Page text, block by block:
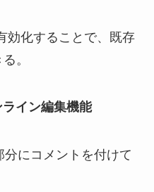
効化することで、既存
。
イン編集機能
にコメントを付けて